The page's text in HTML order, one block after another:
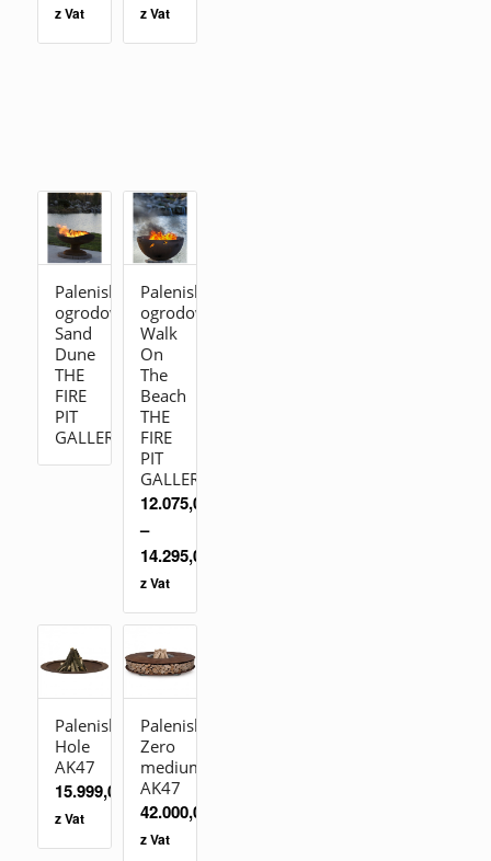
z Vat z Vat
Palenisko
ogrodowe
Sand
Dune
THE
FIRE
PIT
GALLERY
Palenisko
ogrodowe
Walk
On
The
Beach
THE
FIRE
PIT
GALLERY
12.075,00
–
14.295,00
z Vat
Palenisko
Hole
AK47
15.999,00
z Vat
Palenisko
Zero
medium
AK47
42.000,00
z Vat